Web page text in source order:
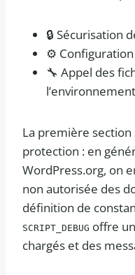
🔒 Sécurisation
⚙️ Configuration
🔧 Appel des
l’environnement
La première
protection : en
WordPress.org, on
non autorisée des
définition de
SCRIPT_DEBUG offre
chargés et des